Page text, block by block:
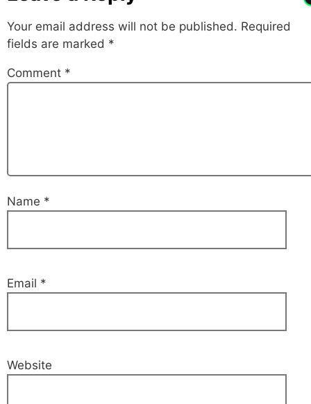
Your email address will not be published. Required
fields are marked *
Comment *
Name *
Email *
Website